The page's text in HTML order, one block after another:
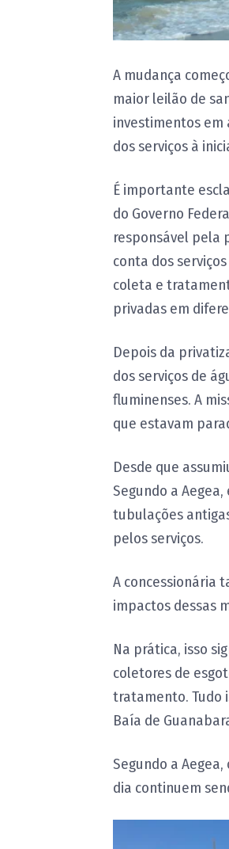
A mudança
maior leilão de
investimentos em
dos serviços à
É importante
do Governo
responsável pela
conta dos
coleta e
privadas em
Depois da
dos serviços de
fluminenses. A
que estavam
Desde que
Segundo a
tubulações
pelos serviços.
A concessionária
impactos dessas
Na prática, isso
coletores de
tratamento. Tudo
Baía de
Segundo a
dia continuem